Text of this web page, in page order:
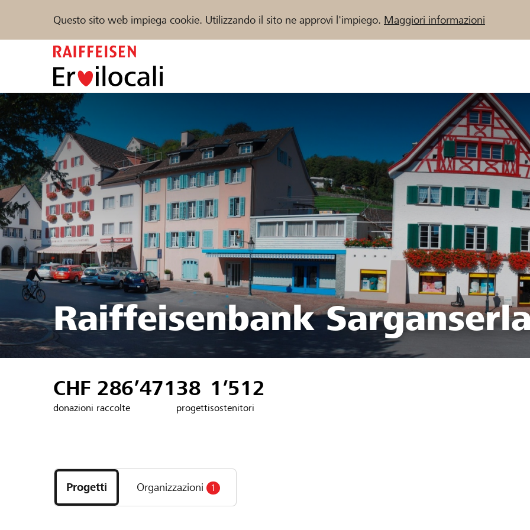
Questo sito web impiega cookie. Utilizzando il sito ne approvi l'impiego. Maggiori informazioni
Sostenere
Trova progetti e organizzazioni
DE FR IT
Raiffeisenbank
CHF 286’471
donazioni raccolte
38
progetti
1’512
sostenitori
i
progetti
e
Progetti Organizzazioni 1